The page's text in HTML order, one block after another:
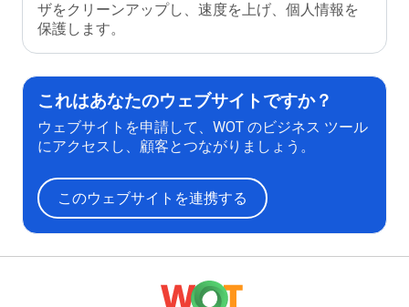
ザをクリーンアップし、速度を上げ、個人情報を
保護します。
これはあなたのウェブサイトですか？
ウェブサイトを申請して、WOT のビジネス ツール
にアクセスし、顧客とつながりましょう。
このウェブサイトを連携する